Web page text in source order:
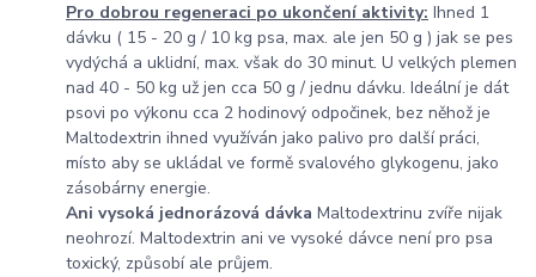
Pro dobrou regeneraci po ukončení aktivity: Ihned 1
dávku ( 15 - 20 g / 10 kg psa, max. ale jen 50 g ) jak se pes
vydýchá a uklidní, max. však do 30 minut. U velkých plemen
nad 40 - 50 kg už jen cca 50 g / jednu dávku. Ideální je dát
psovi po výkonu cca 2 hodinový odpočinek, bez něhož je
Maltodextrin ihned využíván jako palivo pro další práci,
místo aby se ukládal ve formě svalového glykogenu, jako
zásobárny energie.
Ani vysoká jednorázová dávka Maltodextrinu zvíře nijak
neohrozí. Maltodextrin ani ve vysoké dávce není pro psa
toxický, způsobí ale průjem.